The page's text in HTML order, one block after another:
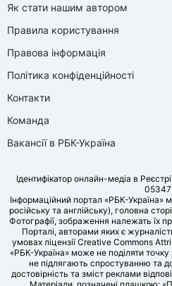
Як стати нашим автором
Правила користування
Правова інформація
Політика конфіденційності
Контакти
Команда
Вакансії в РБК-Україна
Ідентифікатор онлайн-медіа в
05347
Інформаційний портал «РБК-Україна»
російську та англійську), головна
Фотографії, зображення належать їх
Порталі, авторами яких є
умовах ліцензії Creative Commons
«РБК-Україна» може не поділяти
не підлягають спростуванню та
достовірність та зміст реклами